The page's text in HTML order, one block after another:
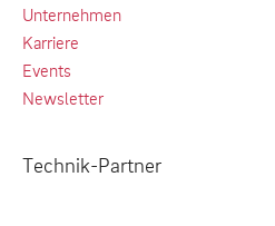
Unternehmen
Karriere
Events
Newsletter
Technik-Partner